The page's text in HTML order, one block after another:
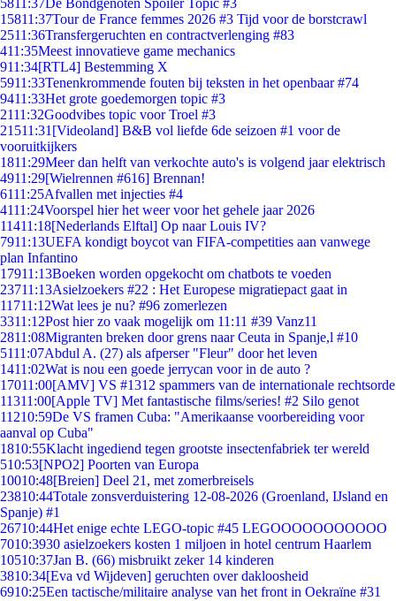
5811:37De Bondgenoten Spoiler Topic #3
15811:37Tour de France femmes 2026 #3 Tijd voor de borstcrawl
2511:36Transfergeruchten en contractverlenging #83
411:35Meest innovatieve game mechanics
911:34[RTL4] Bestemming X
5911:33Tenenkrommende fouten bij teksten in het openbaar #74
9411:33Het grote goedemorgen topic #3
2111:32Goodvibes topic voor Troel #3
21511:31 [Videoland] B&B vol liefde 6de seizoen #1 voor de
vooruitkijkers
1811:29Meer dan helft van verkochte auto's is volgend jaar elektrisch
4911:29[Wielrennen #616] Brennan!
6111:25Afvallen met injecties #4
4111:24Voorspel hier het weer voor het gehele jaar 2026
11411:18[Nederlands Elftal] Op naar Louis IV?
7911:13UEFA kondigt boycot van FIFA-competities aan vanwege
plan Infantino
17911:13Boeken worden opgekocht om chatbots te voeden
23711:13Asielzoekers #22 : Het Europese migratiepact gaat in
11711:12Wat lees je nu? #96 zomerlezen
3311:12Post hier zo vaak mogelijk om 11:11 #39 Vanz11
2811:08Migranten breken door grens naar Ceuta in Spanje,l #10
5111:07Abdul A. (27) als afperser "Fleur" door het leven
1411:02Wat is nou een goede jerrycan voor in de auto ?
17011:00[AMV] VS #1312 spammers van de internationale rechtsorde
11311:00[Apple TV] Met fantastische films/series! #2 Silo genot
11210:59De VS framen Cuba: "Amerikaanse voorbereiding voor
aanval op Cuba"
1810:55Klacht ingediend tegen grootste insectenfabriek ter wereld
510:53[NPO2] Poorten van Europa
10010:48[Breien] Deel 21, met zomerbreisels
23810:44Totale zonsverduistering 12-08-2026 (Groenland, IJsland en
Spanje) #1
26710:44Het enige echte LEGO-topic #45 LEGOOOOOOOOOOO
7010:3930 asielzoekers kosten 1 miljoen in hotel centrum Haarlem
10510:37Jan B. (66) misbruikt zeker 14 kinderen
3810:34[Eva vd Wijdeven] geruchten over dakloosheid
6910:25Een tactische/militaire analyse van het front in Oekraïne #31